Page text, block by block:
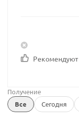
Рекомендуют
Получение
Все
Сегодня